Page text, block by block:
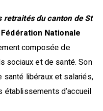
du canton de St
Fédération Nationale
composée de
sociaux et de santé. Son
santé libéraux et salariés,
d’accueil